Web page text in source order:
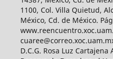
1100, Col. Villa Quietud,
México, Cd. de México.
D.C.G. Rosa Luz